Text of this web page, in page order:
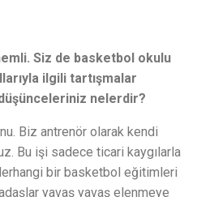
Siz de basketbol okulu
ilgili tartışmalar
nelerdir?
Biz antrenör olarak kendi
Bu işi sadece ticari kaygılarla
bir basketbol eğitimleri
yavaş yavaş elenmeye